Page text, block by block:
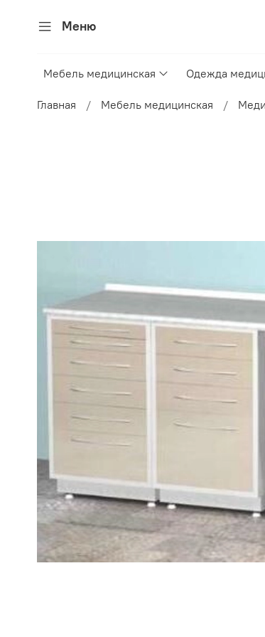
Меню
Мебель медицинская Одежда
Главная Мебель медицинская